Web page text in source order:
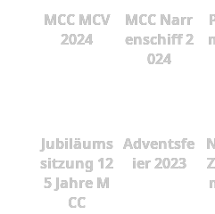
MCC MCV
2024
MCC Narr
enschiff 2
024
Jubiläums
sitzung 12
5 Jahre M
CC
Adventsfe
ier 2023